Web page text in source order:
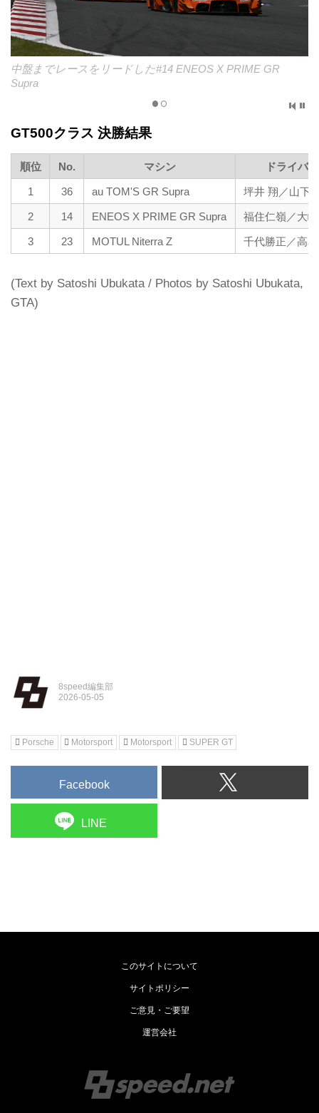
中盤までレースをリードした#14 ENEOS X PRIME GR
Supra
GT500クラス 決勝結果
順位 No. マシン ドライバー
1 36 au TOM'S GR Supra 坪井 翔／山下
2 14 ENEOS X PRIME GR Supra 福住仁嶺／大
3 23 MOTUL Niterra Z 千代勝正／高
(Text by Satoshi Ubukata / Photos by Satoshi Ubukata,
GTA)
8speed編集部
Porsche Motorsport Motorsport SUPER GT
Facebook
LINE
このサイトについて
サイトポリシー
ご意見・ご要望
運営会社